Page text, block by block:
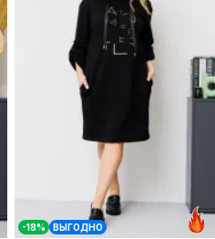
-18% ВЫГОДНО